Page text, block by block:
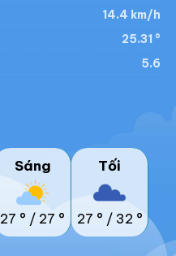
14.4 km/h
25.31 °
5.6
Sáng
27 ° / 27 °
Tối
27 ° / 32 °